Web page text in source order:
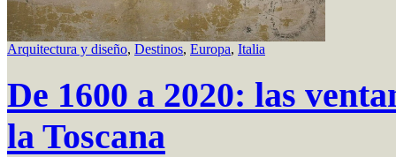
Arquitectura y diseño, Destinos, Europa, Italia
De 1600 a 2020: las
la Toscana